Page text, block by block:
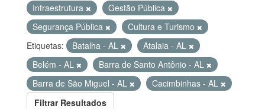
Infraestrutura
Gestão Pública
Segurança Pública
Cultura e Turismo
Etiquetas:
Batalha - AL
Atalaia - AL
Belém - AL
Barra de Santo Antônio - AL
Barra de São Miguel - AL
Cacimbinhas - AL
Filtrar Resultados